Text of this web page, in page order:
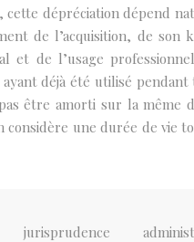
cette dépréciation dépend
de l’acquisition, de son
et de l’usage
ayant déjà été utilisé
être amorti sur la même
considère une durée de vie